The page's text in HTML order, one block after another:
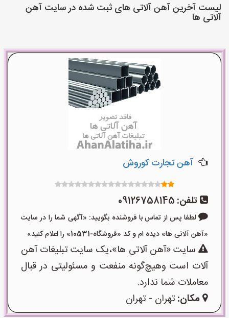
لیست آخرین آهن آلاتی های ثبت شده در سایت آهن
آلاتی ها
آهن تجارت کوروش
تلفن: 09126758145
لطفا پس از تماس با فروشنده بگویید: «آگهی شما را در سایت
«آهن آلاتی ها» دیده ام و کد «فروشگاه-10531» را اعلام کنید»
سایت «آهن آلاتی ها»،یک سایت تبلیغات آهن
آلات است وهیچ‌گونه منفعت و مسئولیتی در قبال
معاملات شما ندارد.
مکان:تهران - تهران